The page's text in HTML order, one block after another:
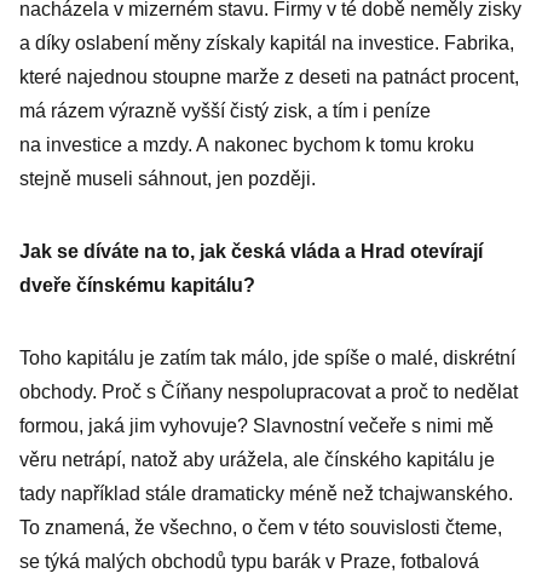
nacházela v mizerném stavu. Firmy v té době neměly zisky
a díky oslabení měny získaly kapitál na investice. Fabrika,
které najednou stoupne marže z deseti na patnáct procent,
má rázem výrazně vyšší čistý zisk, a tím i peníze
na investice a mzdy. A nakonec bychom k tomu kroku
stejně museli sáhnout, jen později.
Jak se díváte na to, jak česká vláda a Hrad otevírají
dveře čínskému kapitálu?
Toho kapitálu je zatím tak málo, jde spíše o malé, diskrétní
obchody. Proč s Číňany nespolupracovat a proč to nedělat
formou, jaká jim vyhovuje? Slavnostní večeře s nimi mě
věru netrápí, natož aby urážela, ale čínského kapitálu je
tady například stále dramaticky méně než tchajwanského.
To znamená, že všechno, o čem v této souvislosti čteme,
se týká malých obchodů typu barák v Praze, fotbalová